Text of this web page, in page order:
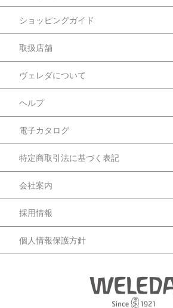
ショッピングガイド
取扱店舗
ヴェレダについて
ヘルプ
電子カタログ
特定商取引法に基づく表記
会社案内
採用情報
個人情報保護方針